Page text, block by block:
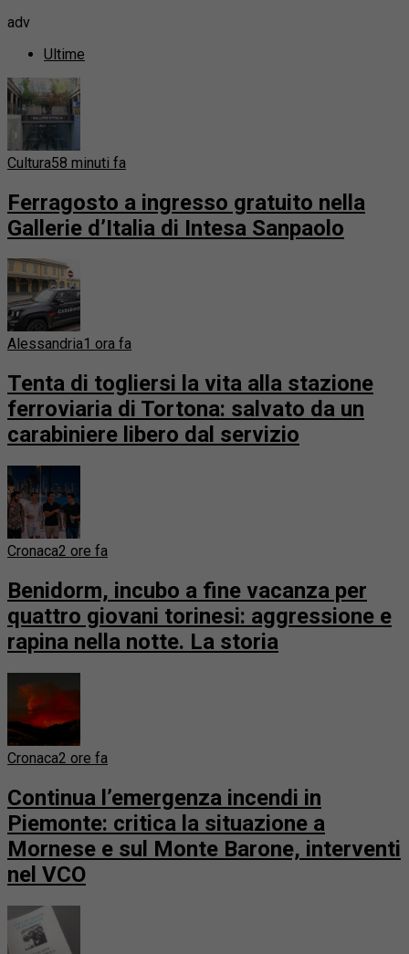
adv
Ultime
Cultura58 minuti fa
Ferragosto a ingresso gratuito nella
Gallerie d’Italia di Intesa Sanpaolo
Alessandria1 ora fa
Tenta di togliersi la vita alla stazione
ferroviaria di Tortona: salvato da un
carabiniere libero dal servizio
Cronaca2 ore fa
Benidorm, incubo a fine vacanza per
quattro giovani torinesi: aggressione e
rapina nella notte. La storia
Cronaca2 ore fa
Continua l’emergenza incendi in
Piemonte: critica la situazione a
Mornese e sul Monte Barone, interventi
nel VCO